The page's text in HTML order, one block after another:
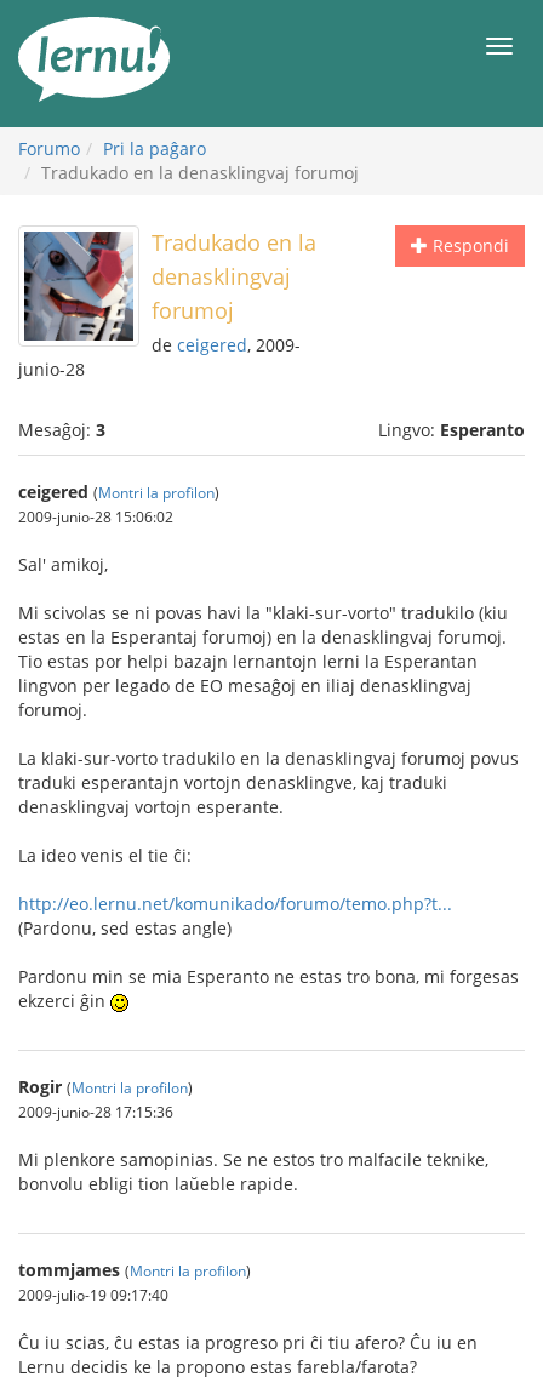
enhavo
Forumo
Pri la paĝaro
Tradukado en la denasklingvaj forumoj
Respondi
Tradukado en la
denasklingvaj
forumoj
de ceigered, 2009-
junio-28
Mesaĝoj: 3 Lingvo: Esperanto
ceigered (Montri la profilon)
2009-junio-28 15:06:02
Sal' amikoj,
Mi scivolas se ni povas havi la "klaki-sur-vorto" tradukilo (kiu
estas en la Esperantaj forumoj) en la denasklingvaj forumoj.
Tio estas por helpi bazajn lernantojn lerni la Esperantan
lingvon per legado de EO mesaĝoj en iliaj denasklingvaj
forumoj.
La klaki-sur-vorto tradukilo en la denasklingvaj forumoj povus
traduki esperantajn vortojn denasklingve, kaj traduki
denasklingvaj vortojn esperante.
La ideo venis el tie ĉi:
http://eo.lernu.net/komunikado/forumo/temo.php?t...
(Pardonu, sed estas angle)
Pardonu min se mia Esperanto ne estas tro bona, mi forgesas
ekzerci ĝin
Rogir (Montri la profilon)
2009-junio-28 17:15:36
Mi plenkore samopinias. Se ne estos tro malfacile teknike,
bonvolu ebligi tion laŭeble rapide.
tommjames (Montri la profilon)
2009-julio-19 09:17:40
Ĉu iu scias, ĉu estas ia progreso pri ĉi tiu afero? Ĉu iu en
Lernu decidis ke la propono estas farebla/farota?